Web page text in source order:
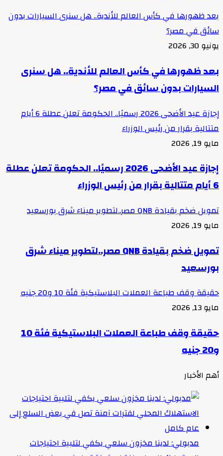
بعد ظهورها في كأس العالم للأندية.. هل سنرى السيارات بدون
سائق في مصر؟
يونيو 30, 2026
بعد ظهورها في كأس العالم للأندية.. هل سنرى
السيارات بدون سائق في مصر؟
إجازة عيد الأضحى 2026 رسميًا.. الحكومة تعلن عطلة 6 أيام
متتالية بقرار من رئيس الوزراء
مايو 19, 2026
إجازة عيد الأضحى 2026 رسميًا.. الحكومة تعلن عطلة
6 أيام متتالية بقرار من رئيس الوزراء
تمويل ضخم بقيادة QNB مصر..لتطوير ميناء شرق بورسعيد
مايو 19, 2026
تمويل ضخم بقيادة QNB مصر..لتطوير ميناء شرق
بورسعيد
حقيقة وقف طباعة العملات البلاستيكية فئة 10 و20 جنيه
مايو 13, 2026
حقيقة وقف طباعة العملات البلاستيكية فئة 10
و20 جنيه
أهم الأخبار
مدبولي: لدينا مخزون سلعي يكفي لتلبية احتياجات